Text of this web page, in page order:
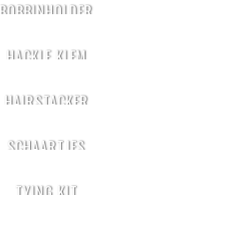
BOBBINHOLDER
HACKLE KLEM
HAIRSTACKER
SCHAARTJES
TYING KIT